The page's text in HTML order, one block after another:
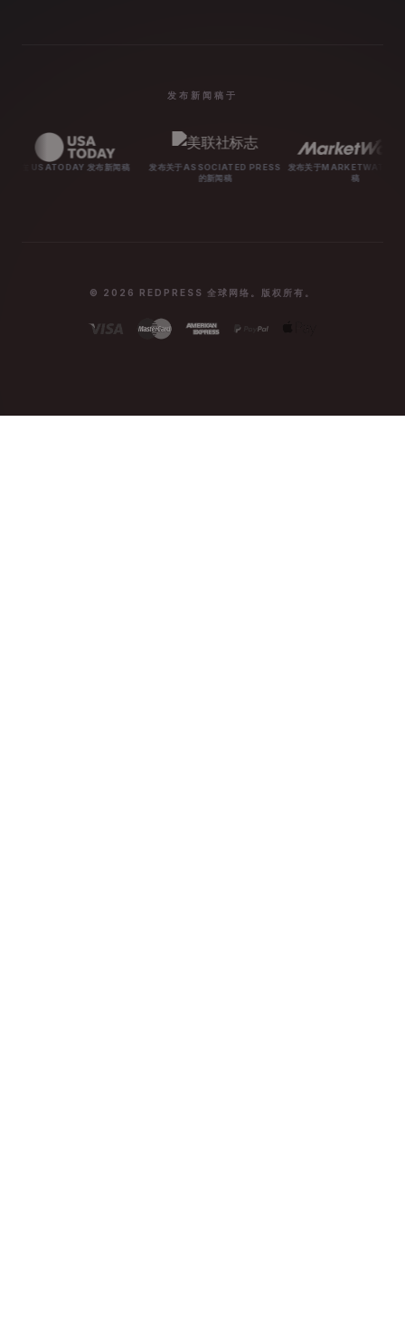
发布新闻稿于
发布新闻稿
发布关于ASSOCIATED PRESS
发布关于MARKETWATCH的新闻
发布关
© 2026 REDPRESS 全球网络。版权所有。